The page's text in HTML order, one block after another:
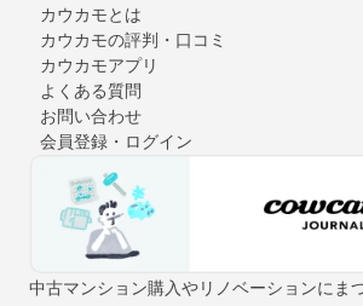
カウカモとは
カウカモの評判・口コミ
カウカモアプリ
よくある質問
お問い合わせ
会員登録・ログイン
中古マンション購入やリノベーションにま